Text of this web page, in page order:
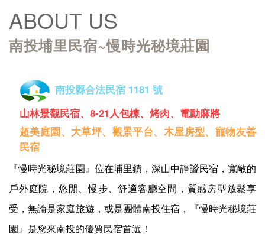
ABOUT US
南投埔里民宿~慢時光秘境莊園
南投縣合法民宿 1181 號
山林景觀民宿、8-21人包棟、烤肉、電動麻將
超美庭園、大草坪、觀景平台、木屋房型、寵物友善
民宿
『慢時光秘境莊園』位在埔里鎮，深山中靜謐民宿，寬敞的
戶外庭院，悠閒、慢步、舒適客廳空間，質感房型放鬆享
受，無論是家庭旅遊，或是團體南投住宿，『慢時光秘境莊
園』是您來南投的優質民宿首選！